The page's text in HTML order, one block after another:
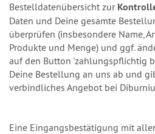
Bestelldatenübersicht zur
Daten und Deine gesamte
überprüfen (insbesondere Name,
Produkte und Menge) und ggf.
auf den Button 'zahlungspflichtig
Deine Bestellung an uns ab und
verbindliches Angebot bei
Eine Eingangsbestätigung mit